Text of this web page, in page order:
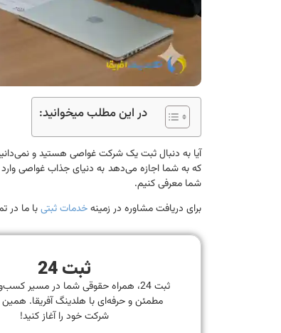
در این مطلب میخوانید:
آیا به دنبال ثبت یک شرکت غواصی هستید و
که به شما اجازه می‌دهد به دنیای جذاب غواصی وارد
شما معرفی کنیم.
برای دریافت مشاوره در زمینهخدمات ثبتیبا ما در
ثبت 24
ثبت 24، همراه حقوقی شما در مسیر
مطمئن و حرفه‌ای با هلدینگ آفریقا. همین
شرکت خود را آغاز کنید!